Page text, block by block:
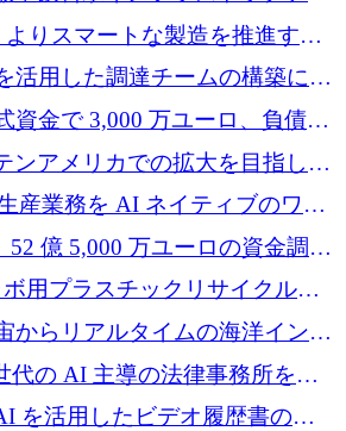
ムを拡張するために 242 万ユ
りスマートな製造を推進する
A で 1,630 万ユーロを確保
活用した調達チームの構築に
確保
資金で 3,000 万ユーロ、負債で
を調達
ンアメリカでの拡大を目指して
生産業務を AI ネイティブのワー
えるために 260 万ドルを確保
52 億 5,000 万ユーロの資金調達
イズ ソフトウェアの開発を倍
用プラスチックリサイクルシ
し、焼却廃棄物を削減するた
を確保
からリアルタイムの海洋インテ
張するために 1,100 万ドルを
代の AI 主導の法律事務所を強
1,300 万ユーロを調達
を活用したビデオ履歴書のた